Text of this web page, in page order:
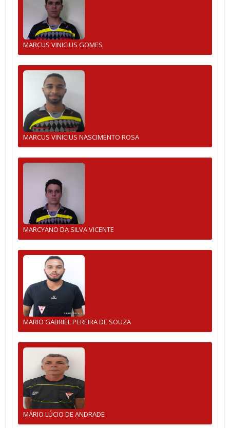
MARCUS VINICIUS GOMES
MARCUS VINICIUS NASCIMENTO ROSA
MARCYANO DA SILVA VICENTE
MARIO GABRIEL PEREIRA DE SOUZA
MÁRIO LÚCIO DE ANDRADE